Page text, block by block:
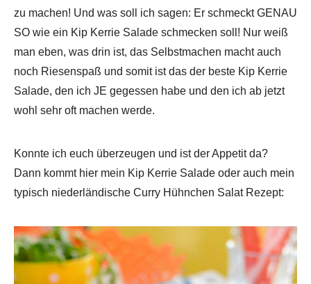
zu machen! Und was soll ich sagen: Er schmeckt GENAU
SO wie ein Kip Kerrie Salade schmecken soll! Nur weiß
man eben, was drin ist, das Selbstmachen macht auch
noch Riesenspaß und somit ist das der beste Kip Kerrie
Salade, den ich JE gegessen habe und den ich ab jetzt
wohl sehr oft machen werde.
Konnte ich euch überzeugen und ist der Appetit da?
Dann kommt hier mein Kip Kerrie Salade oder auch mein
typisch niederländische Curry Hühnchen Salat Rezept: